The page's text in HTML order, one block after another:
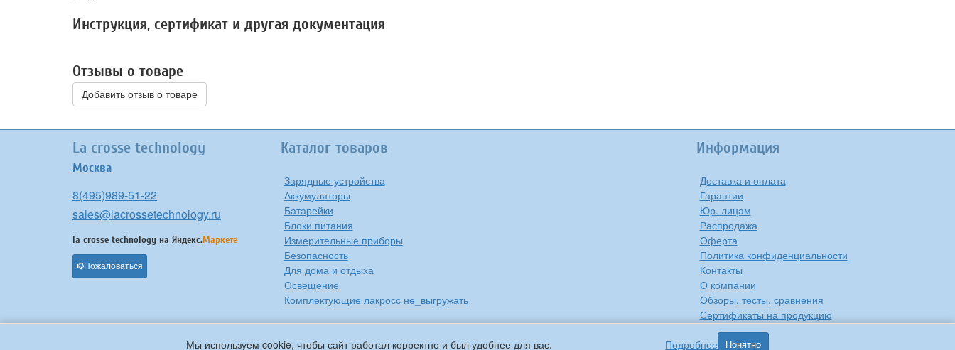
Мы используем cookie, чтобы сайт работал корректно и был удобнее для вас. Подробнее Понятно
Инструкция, сертификат и другая документация
Отзывы о товаре
Добавить отзыв о товаре
La crosse technology
Москва
8(495)989-51-22
sales@lacrossetechnology.ru
la crosse technology на Яндекс.Маркете
Пожаловаться
Каталог товаров
Зарядные устройства
Аккумуляторы
Батарейки
Блоки питания
Измерительные приборы
Безопасность
Для дома и отдыха
Освещение
Комплектующие лакросс не_выгружать
Информация
Доставка и оплата
Гарантии
Юр. лицам
Распродажа
Оферта
Политика конфиденциальности
Контакты
О компании
Обзоры, тесты, сравнения
Сертификаты на продукцию
Инструкции на русском языке